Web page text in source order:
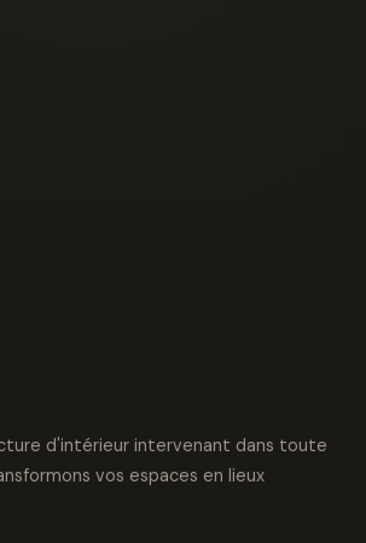
d'intérieur intervenant dans toute
vos espaces en lieux